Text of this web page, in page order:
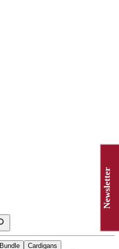
Bundle
Cardigans
Newsletter